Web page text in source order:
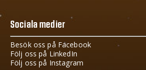
Sociala medier
Besök oss på Facebook
Följ oss på LinkedIn
Följ oss på Instagram